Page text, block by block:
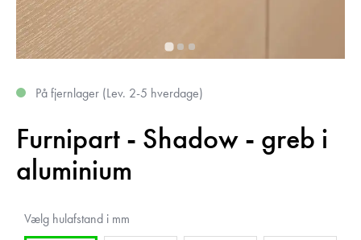
På fjernlager (Lev. 2-5 hverdage)
Furnipart - Shadow - greb i
aluminium
Vælg hulafstand i mm